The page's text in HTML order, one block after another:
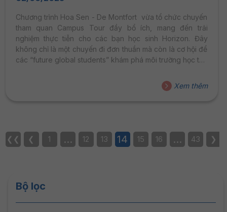
Chương trình Hoa Sen - De Montfort vừa tổ chức chuyến
tham quan Campus Tour đầy bổ ích, mang đến trải
nghiệm thực tiễn cho các bạn học sinh Horizon. Đây
không chỉ là một chuyến đi đơn thuần mà còn là cơ hội để
các “future global students” khám phá môi trường học tập
Xem thêm
❮❮ ❮ 1 … 12 13 14 15 16 … 43 ❯
Bộ lọc